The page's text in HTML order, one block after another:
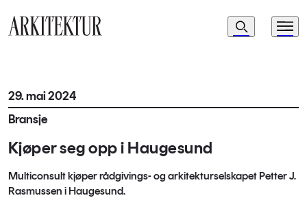
Navigasjon
Søk Meny
29. mai 2024
Bransje
Kjøper seg opp i Haugesund
Multiconsult kjøper rådgivings- og arkitekturselskapet Petter J.
Rasmussen i Haugesund.